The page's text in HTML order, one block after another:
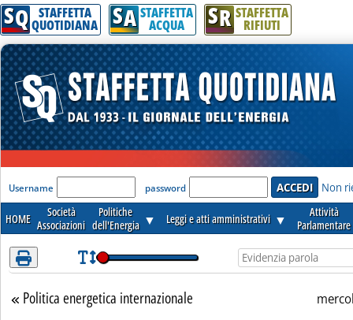
Attenzione! Esegui l'accesso per lèggere interamente la notizia.
SQ STAFFETTA
QUOTIDIANA SA STAFFETTA
ACQUA SR STAFFETTA
RIFIUTI
'Modulo Login per accedere'
Username password Non
HOME
Società
Associazioni
Politiche
dell'Energia ▼ Leggi e atti amministrativi ▼
Attività
Parlamentare
Torna alla sezione
Politica energetica internazionale